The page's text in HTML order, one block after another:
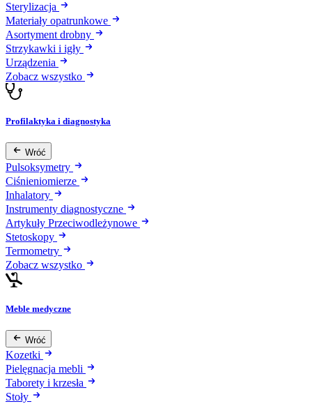
Sterylizacja
Materiały opatrunkowe
Asortyment drobny
Strzykawki i igły
Urządzenia
Zobacz wszystko
Profilaktyka i diagnostyka
Wróć
Pulsoksymetry
Ciśnieniomierze
Inhalatory
Instrumenty diagnostyczne
Artykuły Przeciwodleżynowe
Stetoskopy
Termometry
Zobacz wszystko
Meble medyczne
Wróć
Kozetki
Pielęgnacja mebli
Taborety i krzesła
Stoły